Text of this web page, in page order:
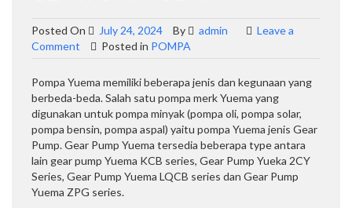
Posted On July 24, 2024 By admin
Leave a
Comment on
YUEMA
Posted in POMPA
Pompa Yuema memiliki beberapa jenis dan kegunaan yang
berbeda-beda. Salah satu pompa merk Yuema yang
digunakan untuk pompa minyak (pompa oli, pompa solar,
pompa bensin, pompa aspal) yaitu pompa Yuema jenis Gear
Pump. Gear Pump Yuema tersedia beberapa type antara
lain gear pump Yuema KCB series, Gear Pump Yueka 2CY
Series, Gear Pump Yuema LQCB series dan Gear Pump
Yuema ZPG series.